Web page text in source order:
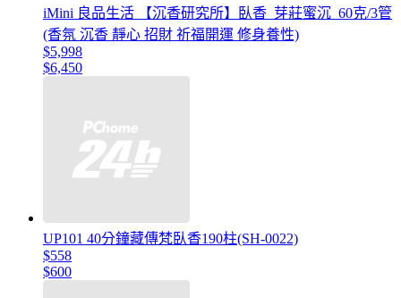
iMini 良品生活 【沉香研究所】臥香_芽莊蜜沉_60克/3管
(香氛 沉香 靜心 招財 祈福開運 修身養性)
$5,998
$6,450
UP101 40分鐘藏傳梵臥香190柱(SH-0022)
$558
$600